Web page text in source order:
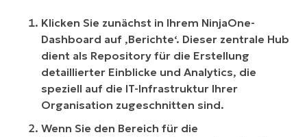
Klicken Sie zunächst in Ihrem NinjaOne-
Dashboard auf ‚Berichte‘. Dieser zentrale Hub
dient als Repository für die Erstellung
detaillierter Einblicke und Analytics, die
speziell auf die IT-Infrastruktur Ihrer
Organisation zugeschnitten sind.
Wenn Sie den Bereich für die